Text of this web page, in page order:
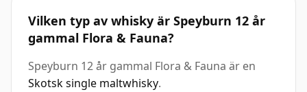
Vilken typ av whisky är Speyburn 12 år
gammal Flora & Fauna?
Speyburn 12 år gammal Flora & Fauna är en
Skotsk single maltwhisky.